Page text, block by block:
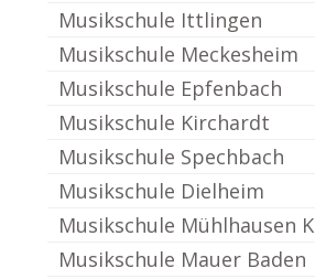
Musikschule Ittlingen
Musikschule Meckesheim
Musikschule Epfenbach
Musikschule Kirchardt
Musikschule Spechbach
Musikschule Dielheim
Musikschule Mühlhausen
Musikschule Mauer Baden